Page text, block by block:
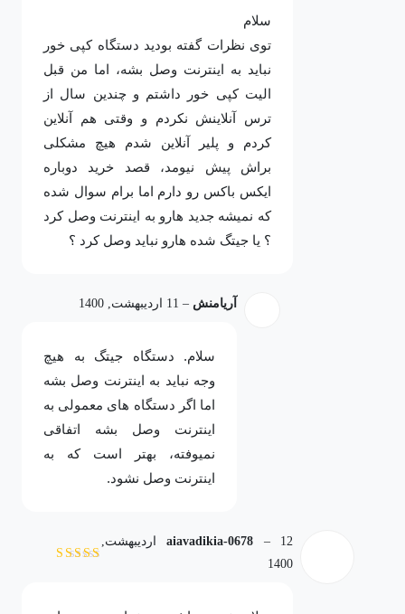
سلام
توی نظرات گفته بودید دستگاه کپی خور
نباید به اینترنت وصل بشه، اما من قبل
الیت کپی خور داشتم و چندین سال از
ترس آنلاینش نکردم و وقتی هم آنلاین
کردم و پلیر آنلاین شدم هیچ مشکلی
براش پیش نیومد، قصد خرید دوباره
ایکس باکس رو دارم اما برام سوال شده
که نمیشه جدید هارو به اینترنت وصل کرد
؟ یا جیتگ شده هارو نباید وصل کرد ؟
آریامنش – 11 اردیبهشت, 1400
سلام. دستگاه جیتگ به هیچ
وجه نباید به اینترنت وصل بشه
اما اگر دستگاه های معمولی به
اینترنت وصل بشه اتفاقی
نمیوفته، بهتر است که به
اینترنت وصل نشود.
aiavadikia-0678 –
12 اردیبهشت,
1400